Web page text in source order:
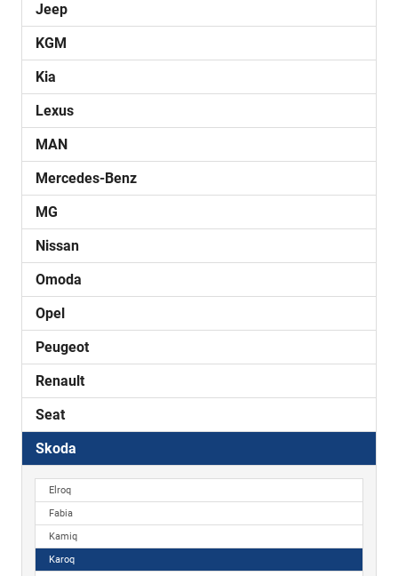
Jeep
KGM
Kia
Lexus
MAN
Mercedes-Benz
MG
Nissan
Omoda
Opel
Peugeot
Renault
Seat
Skoda
Elroq
Fabia
Kamiq
Karoq